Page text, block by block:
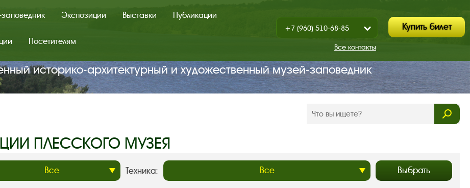
Экспозиции Выставки Публикации
Посетителям
Показать
/
Закрыть
+7 (960) 510-68-85
+7 (930) 347-67-70Все контакты
Купить билет
историко‑архитектурный и художественный музей‑заповедник
ПЛЕССКОГО МУЗЕЯ
Техника: Выбрать